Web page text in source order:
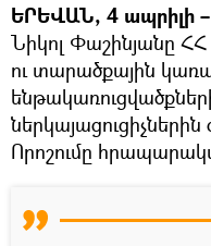
ԵՐԵՎԱՆ, 4 ապրիլի –
Նիկոլ Փաշինյանը
ու տարածքային
ներկայացուցիչներին
Որոշումը